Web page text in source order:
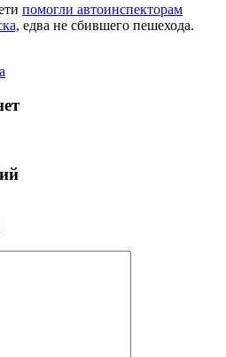
помогли автоинспекторам
едва не сбившего пешехода.